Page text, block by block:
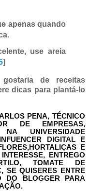
apenas quando
use areia
]
gostaria de receitas
dicas para plantá-lo
PENA, TÉCNICO
DE EMPRESAS,
NA UNIVERSIDADE
DIGITAL E
E
ENTREGO
TOMATE DE
SE QUISERES ENTRE
DO BLOGGER PARA